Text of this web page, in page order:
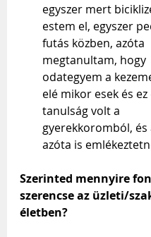
egyszer mert
estem el, egyszer
futás közben, azóta
megtanultam, hogy
odategyem a
elé mikor esek és ez
tanulság volt a
gyerekkoromból, és
azóta is
Szerinted mennyire
szerencse az üzleti/
életben?